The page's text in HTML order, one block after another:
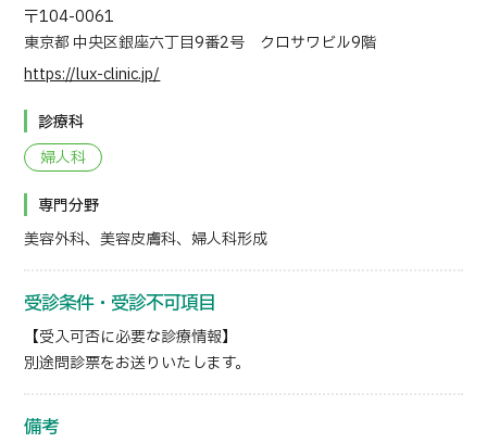
〒104-0061
東京都 中央区銀座六丁目9番2号 クロサワビル9階
https://lux-clinic.jp/
診療科
婦人科
専門分野
美容外科、美容皮膚科、婦人科形成
受診条件・受診不可項目
【受入可否に必要な診療情報】
別途問診票をお送りいたします。
備考